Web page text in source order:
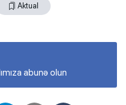
Aktual
abunə olun